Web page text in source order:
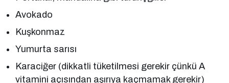
Avokado
Kuşkonmaz
Yumurta sarısı
Karaciğer (dikkatli tüketilmesi gerekir çünkü A
vitamini açısından aşırıya kaçmamak gerekir)